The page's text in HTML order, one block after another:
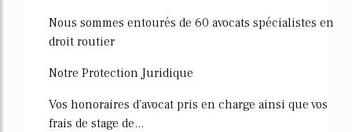
Nous sommes entourés de 60 avocats spécialistes en
droit routier
Notre Protection Juridique
Vos honoraires d'avocat pris en charge ainsi que vos
frais de stage de...